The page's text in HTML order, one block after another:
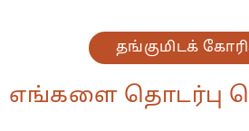
தங்குமிடக்
எங்களை தொடர்பு